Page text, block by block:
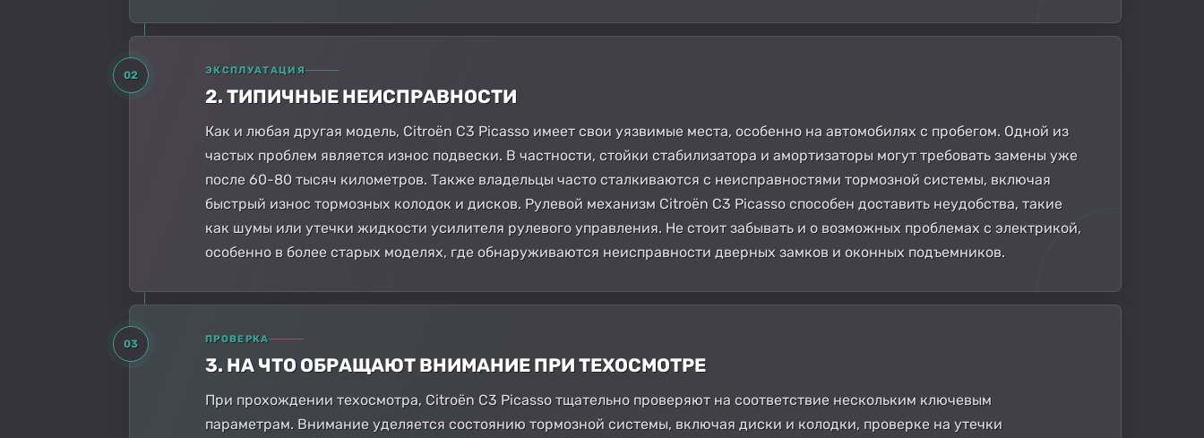
02 ЭКСПЛУАТАЦИЯ
2. ТИПИЧНЫЕ НЕИСПРАВНОСТИ
Как и любая другая модель, Citroën C3 Picasso имеет свои уязвимые места, особенно на автомобилях с пробегом. Одной из
частых проблем является износ подвески. В частности, стойки стабилизатора и амортизаторы могут требовать замены уже
после 60-80 тысяч километров. Также владельцы часто сталкиваются с неисправностями тормозной системы, включая
быстрый износ тормозных колодок и дисков. Рулевой механизм Citroën C3 Picasso способен доставить неудобства, такие
как шумы или утечки жидкости усилителя рулевого управления. Не стоит забывать и о возможных проблемах с электрикой,
особенно в более старых моделях, где обнаруживаются неисправности дверных замков и оконных подъемников.
03 ПРОВЕРКА
3. НА ЧТО ОБРАЩАЮТ ВНИМАНИЕ ПРИ ТЕХОСМОТРЕ
При прохождении техосмотра, Citroën C3 Picasso тщательно проверяют на соответствие нескольким ключевым
параметрам. Внимание уделяется состоянию тормозной системы, включая диски и колодки, проверке на утечки